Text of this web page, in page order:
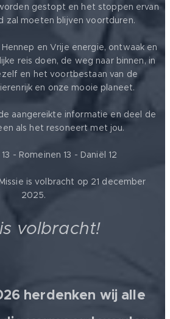
gestopt en het stoppen ervan
zal moeten blijven voortduren.
en Vrije energie, ontwaak en
reis doen, de weg naar binnen, in
en het voortbestaan van de
en onze mooie planeet.
aangereikte informatie en deel de
als het resoneert met jou.
- Romeinen 13 - Daniël 12
is volbracht op 21 december
2025.
volbracht!
herdenken wij alle